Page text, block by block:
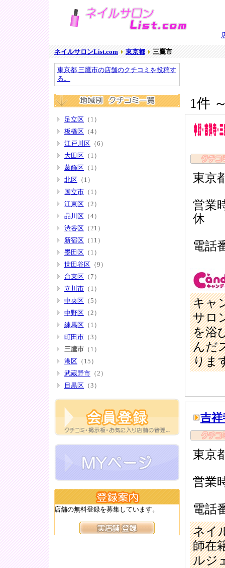
ネイルサロンList.com 東京都 三鷹市
東京都 三鷹市の店舗のクチコミを投稿す
る。
足立区
（1）
板橋区
（4）
江戸川区
（6）
大田区
（1）
葛飾区
（1）
北区
（1）
国立市 （1）
江東区
（2）
品川区
（4）
渋谷区
（21）
新宿区
（11）
墨田区
（1）
世田谷区
（9）
台東区
（7）
立川市 （1）
中央区
（5）
中野区
（2）
練馬区
（1）
町田市 （3）
三鷹市 （1）
港区
（15）
武蔵野市 （2）
目黒区
（3）
店舗の無料登録を募集しています。
1件
東京
営業
休
電話
キャ
サロ
を浴
んだ
りま
吉
東京
営業
電話
ネイ
師在
ルジ